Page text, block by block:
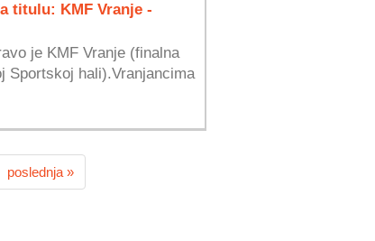
titulu: KMF Vranje -
je KMF Vranje (finalna
Sportskoj hali).Vranjancima
poslednja »